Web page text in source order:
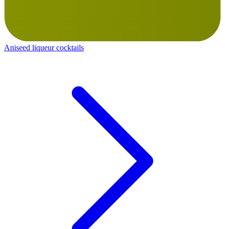
Aniseed liqueur cocktails